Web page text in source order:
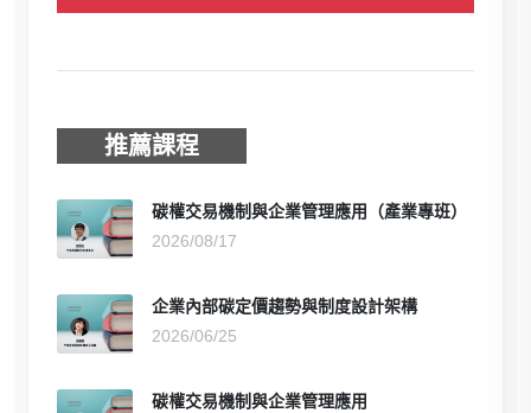
推薦課程
碳權交易機制與企業管理應用（產業專班）
2026/08/17
企業內部碳定價趨勢與制度設計架構
2026/06/25
碳權交易機制與企業管理應用